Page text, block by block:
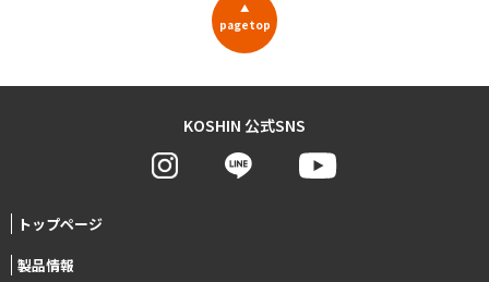
▲
pagetop
KOSHIN 公式SNS
トップページ
製品情報